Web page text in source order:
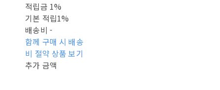
적립금 1%
기본 적립1%
배송비 -
함께 구매 시 배송
비 절약 상품 보기
추가 금액